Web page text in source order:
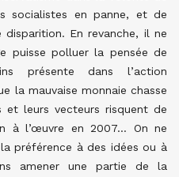
socialistes en panne, et de
disparition. En revanche, il ne
puisse polluer la pensée de
présente dans l’action
la mauvaise monnaie chasse
et leurs vecteurs risquent de
à l’œuvre en 2007… On ne
préférence à des idées ou à
amener une partie de la